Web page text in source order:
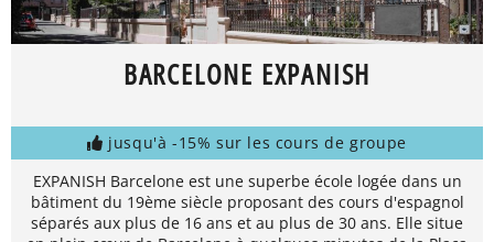
BARCELONE EXPANISH
jusqu'à -15% sur les cours de groupe
EXPANISH Barcelone est une superbe école logée dans un
bâtiment du 19ème siècle proposant des cours d'espagnol
séparés aux plus de 16 ans et au plus de 30 ans. Elle situe